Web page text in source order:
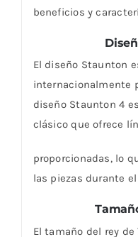
beneficios y
El diseño Staunton
internacionalmente
diseño Staunton 4
clásico que ofrece
proporcionadas, lo
las piezas durante
El tamaño del rey